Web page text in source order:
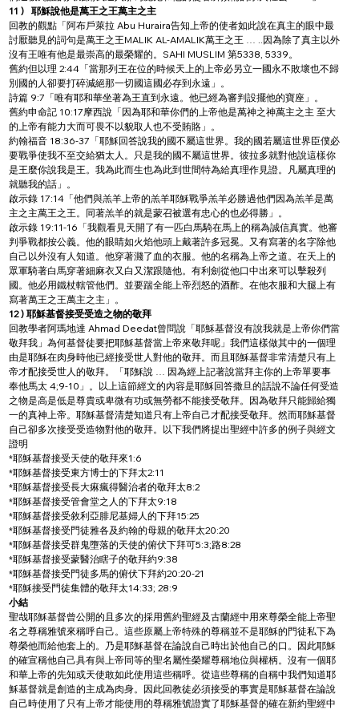
11 )
耶穌說他是萬王之王萬主之主
回教的觀點「阿布戶萊拉 Abu Huraira告知上帝的使者如此說在真主的眼中最
討厭聽見的詞句是萬王之王MALIK AL-AMALIK萬王之王 … ..因為除了真主以外
沒有王唯有他是最崇高的最榮耀的。SAHI MUSLIM 第5338, 5339。
舊約但以理 2:44「當那列王在位的時候天上的上帝必另立一國永不敗壞也不歸
別國的人卻要打碎減絕那一切國這國必存到永遠」。
詩篇 9:7「唯有耶和華坐著為王直到永遠。他已經為審判設擺他的寶座」。
舊約申命記 10:17摩西說「因為耶和華你們的上帝他是萬神之神萬主之主 至大
的上帝有能力大而可畏不以貌取人也不受賄賂」。
約翰福音 18:36-37「耶穌回答說我的國不屬這世界。我的國若屬這世界臣僕必
要戰爭使我不至交給猶太人。只是我的國不屬這世界。彼拉多就對他說這樣你
是王麼你說我是王。我為此而生也為此到世間特為給真理作見證。凡屬真理的
就聽我的話」。
啟示錄 17:14「他們與羔羊上帝的羔羊耶穌戰爭羔羊必勝過他們因為羔羊是萬
主之主萬王之王。同著羔羊的就是蒙召被選有忠心的也必得勝」。
啟示錄 19:11-16「我觀看見天開了有一匹白馬騎在馬上的稱為誠信真實。他審
判爭戰都按公義。他的眼睛如火焰他頭上戴著許多冠冕。又有寫著的名字除他
自己以外沒有人知道。他穿著濺了血的衣服。他的名稱為上帝之道。在天上的
眾軍騎著白馬穿著細麻衣又白又潔跟隨他。有利劍從他口中出來可以擊殺列
國。他必用鐵杖轄管他們。並要踹全能上帝烈怒的酒酢。在他衣服和大腿上有
寫著萬王之王萬主之主」。
12 ) 耶穌基督接受受造之物的敬拜
回教學者阿瑪地達 Ahmad Deedat曾問說「耶穌基督沒有說我就是上帝你們當
敬拜我」為何基督徒要把耶穌基督當上帝來敬拜呢」我們這樣做其中的一個理
由是耶穌在肉身時他已經接受世人對他的敬拜。而且耶穌基督非常清楚只有上
帝才配接受世人的敬拜。「耶穌說 … 因為經上記著說當拜主你的上帝單要事
奉他馬太 4;9-10」。以上這節經文的內容是耶穌回答撒旦的話說不論任何受造
之物是高是低是尊貴或卑微有功或無勞都不能接受敬拜。因為敬拜只能歸給獨
一的真神上帝。耶穌基督清楚知道只有上帝自己才配接受敬拜。然而耶穌基督
自己卻多次接受受造物對他的敬拜。以下我們將提出聖經中許多的例子與經文
證明
*耶穌基督接受天使的敬拜來1:6
*耶穌基督接受東方博士的下拜太2:11
*耶穌基督接受長大痳瘋得醫治者的敬拜太8:2
*耶穌基督接受管會堂之人的下拜太9:18
*耶穌基督接受敘利亞腓尼基婦人的下拜15:25
*耶穌基督接受門徒雅各及約翰的母親的敬拜太20:20
*耶穌基督接受群鬼墮落的天使的俯伏下拜可5:3;路8:28
*耶穌基督接受蒙醫治瞎子的敬拜約9:38
*耶穌基督接受門徒多馬的俯伏下拜約20:20-21
*耶穌接受門徒集體的敬拜太14:33; 28:9
小結
聖哉耶穌基督曾公開的且多次的採用舊約聖經及古蘭經中用來尊榮全能上帝聖
名之尊稱雅號來稱呼自己。這些原屬上帝特殊的尊稱並不是耶穌的門徒私下為
尊榮他而給他套上的。乃是耶穌基督在論說自己時出於他自己的口。因此耶穌
的確宣稱他自己具有與上帝同等的聖名屬性榮耀尊稱地位與權柄。沒有一個耶
和華上帝的先知或天使敢如此使用這些稱呼。從這些尊稱的自稱中我們知道耶
穌基督就是創造的主成為肉身。因此回教徒必須接受的事實是耶穌基督在論說
自己時使用了只有上帝才能使用的尊稱雅號證實了耶穌基督的確在新約聖經中